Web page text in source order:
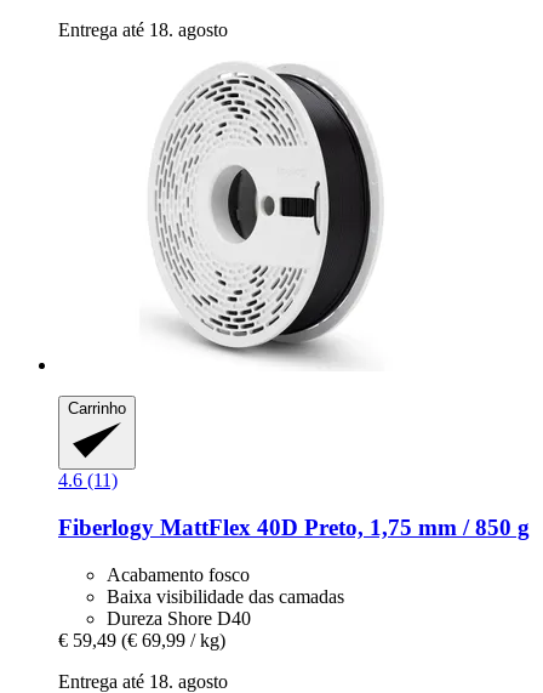
Entrega até 18. agosto
Carrinho
4.6 (11)
Fiberlogy MattFlex 40D Preto, 1,75 mm / 850 g
Acabamento fosco
Baixa visibilidade das camadas
Dureza Shore D40
€ 59,49 (€ 69,99 / kg)
Entrega até 18. agosto